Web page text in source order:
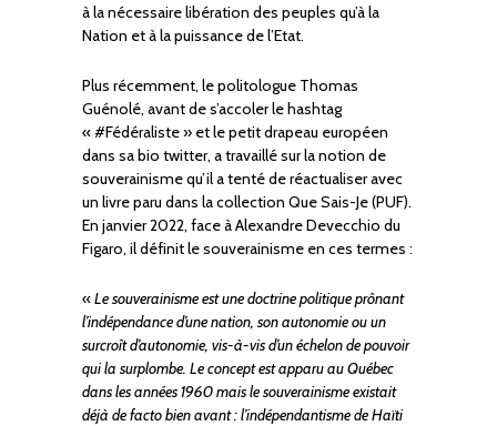
à la nécessaire libération des peuples qu’à la
Nation et à la puissance de l’Etat.
Plus récemment, le politologue Thomas
Guénolé, avant de s’accoler le hashtag
« #Fédéraliste » et le petit drapeau européen
dans sa bio twitter, a travaillé sur la notion de
souverainisme qu’il a tenté de réactualiser avec
un livre paru dans la collection Que Sais-Je (PUF).
En janvier 2022, face à Alexandre Devecchio du
Figaro, il définit le souverainisme en ces termes :
«Le souverainisme est une doctrine politique prônant
l’indépendance d’une nation, son autonomie ou un
surcroît d’autonomie, vis-à-vis d’un échelon de pouvoir
qui la surplombe. Le concept est apparu au Québec
dans les années 1960 mais le souverainisme existait
déjà de facto bien avant : l’indépendantisme de Haïti